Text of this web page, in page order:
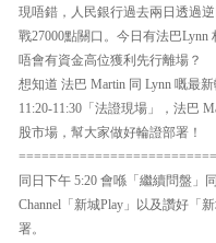
現唔錯，人民銀行過去兩日透過
戰27000點關口。今日有法巴
唔會有資金高位獲利先行離場？
想知道 法巴 Martin 同 Lynn 嘅最
11:20-11:30「法證現場」，法巴
股市場，幫大家做好輪證部署！
同日下午 5:20 會喺「繼續問盤」
Channel「新城Play」以及讚好「
署。